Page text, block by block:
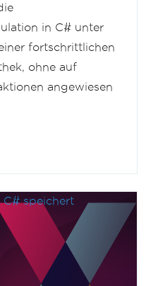
in C# unter
fortschrittlichen
ohne auf
angewiesen